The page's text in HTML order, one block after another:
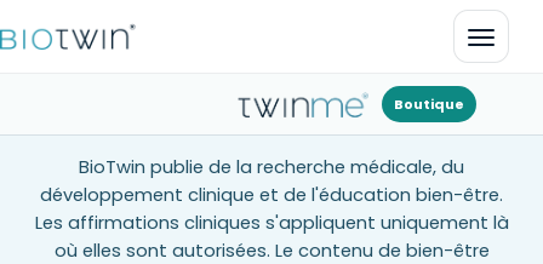
Boutique
BioTwin publie de la recherche médicale, du
développement clinique et de l'éducation bien-être.
Les affirmations cliniques s'appliquent uniquement là
où elles sont autorisées. Le contenu de bien-être